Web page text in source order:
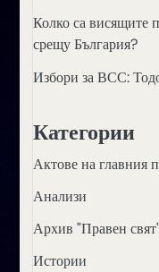
Колко са висящите
срещу България?
Избори за ВСС:
Категории
Актове на главния
Анализи
Архив "Правен свят"
Истории